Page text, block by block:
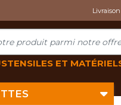
ET